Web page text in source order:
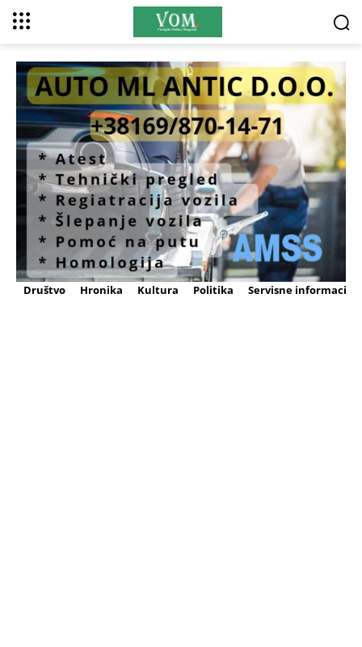
Društvo Hronika Kultura Politika Servisne informacije